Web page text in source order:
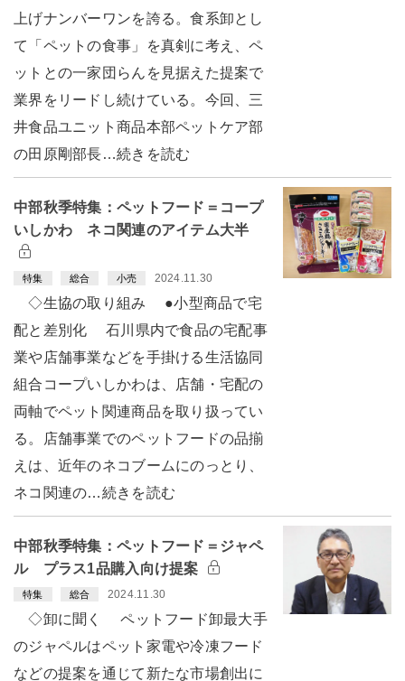
上げナンバーワンを誇る。食系卸とし
て「ペットの食事」を真剣に考え、ペ
ットとの一家団らんを見据えた提案で
業界をリードし続けている。今回、三
井食品ユニット商品本部ペットケア部
の田原剛部長…続きを読む
中部秋季特集：ペットフード＝コープ
いしかわ ネコ関連のアイテム大半
特集 総合 小売 2024.11.30
◇生協の取り組み ●小型商品で宅
配と差別化 石川県内で食品の宅配事
業や店舗事業などを手掛ける生活協同
組合コープいしかわは、店舗・宅配の
両軸でペット関連商品を取り扱ってい
る。店舗事業でのペットフードの品揃
えは、近年のネコブームにのっとり、
ネコ関連の…続きを読む
中部秋季特集：ペットフード＝ジャペ
ル プラス1品購入向け提案
特集 総合 2024.11.30
◇卸に聞く ペットフード卸最大手
のジャペルはペット家電や冷凍フード
などの提案を通じて新たな市場創出に